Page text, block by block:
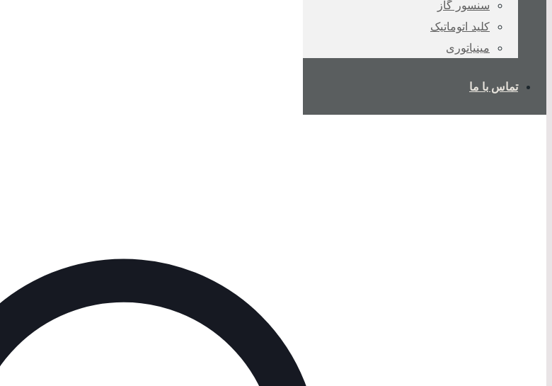
سنسور گاز
کلید اتوماتیک
مینیاتوری
تماس با ما